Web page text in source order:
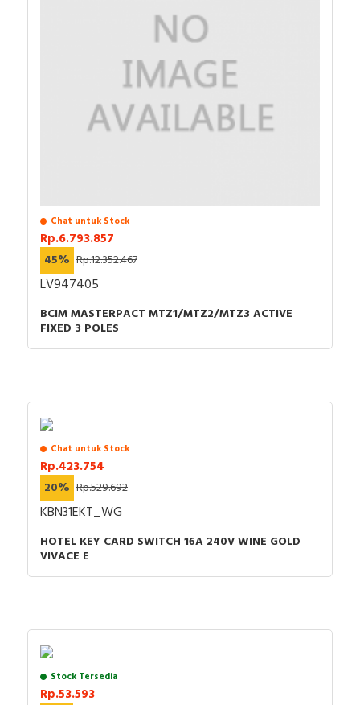
Chat untuk Stock
Rp.6.793.857
45% Rp.12.352.467
LV947405
BCIM MASTERPACT MTZ1/MTZ2/MTZ3 ACTIVE
FIXED 3 POLES
Chat untuk Stock
Rp.423.754
20% Rp.529.692
KBN31EKT_WG
HOTEL KEY CARD SWITCH 16A 240V WINE GOLD
VIVACE E
Stock Tersedia
Rp.53.593